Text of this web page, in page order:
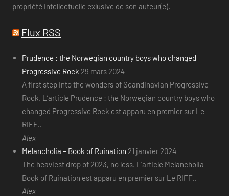
propriété intellectuelle exlusive de son auteur(e).
Flux RSS
Prudence : the Norwegian country boys who changed
Progressive Rock 29 mars 2024
A first step into the wonders of Scandinavian Progressive
Rock. L’article Prudence : the Norwegian country boys who
changed Progressive Rock est apparu en premier sur Le
RIFF..
Alex
Melancholia – Book of Ruination 21 janvier 2024
The heaviest drop of 2023, no less. L’article Melancholia –
Book of Ruination est apparu en premier sur Le RIFF..
Alex